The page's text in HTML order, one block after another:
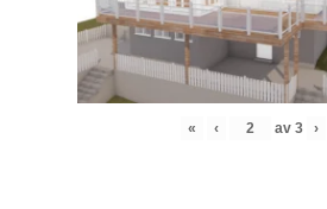
« ‹ av 3 ›